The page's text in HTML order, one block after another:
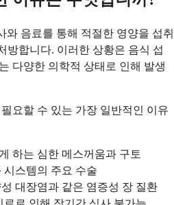
와 음료를 통해 적절한 영양을 섭취
방합니다. 이러한 상황은 음식 섭
다양한 의학적 상태로 인해 발생
요할 수 있는 가장 일반적인 이유
하는 심한 메스꺼움과 구토
시스템의 주요 수술
대장염과 같은 염증성 장 질환